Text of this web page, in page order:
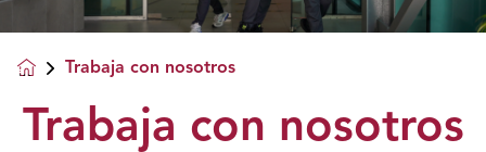
Trabaja con nosotros
Trabaja con nosotros